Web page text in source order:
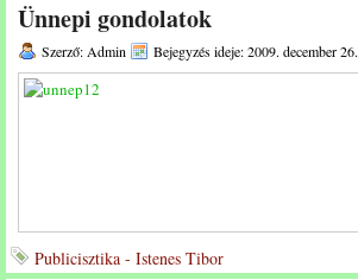
Ünnepi gondolatok
Szerző: Admin Bejegyzés ideje: 2009. december 26.
Publicisztika - Istenes Tibor